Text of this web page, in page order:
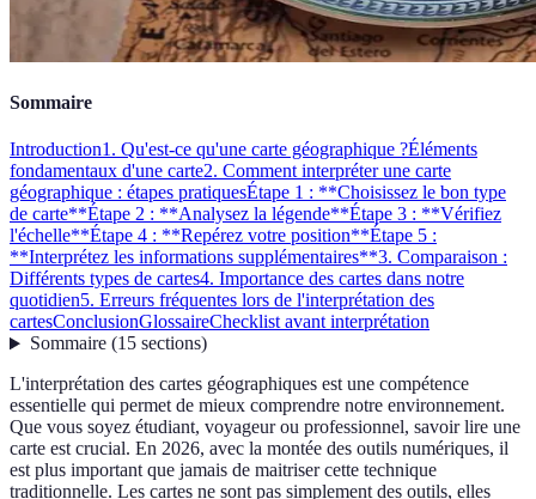
Sommaire
Introduction1. Qu'est-ce qu'une carte géographique ?Éléments
fondamentaux d'une carte2. Comment interpréter une carte
géographique : étapes pratiquesÉtape 1 : **Choisissez le bon type
de carte**Étape 2 : **Analysez la légende**Étape 3 : **Vérifiez
l'échelle**Étape 4 : **Repérez votre position**Étape 5 :
**Interprétez les informations supplémentaires**3. Comparaison :
Différents types de cartes4. Importance des cartes dans notre
quotidien5. Erreurs fréquentes lors de l'interprétation des
cartesConclusionGlossaireChecklist avant interprétation
Sommaire(15 sections)
L'interprétation des cartes géographiques est une compétence
essentielle qui permet de mieux comprendre notre environnement.
Que vous soyez étudiant, voyageur ou professionnel, savoir lire une
carte est crucial. En 2026, avec la montée des outils numériques, il
est plus important que jamais de maitriser cette technique
traditionnelle. Les cartes ne sont pas simplement des outils, elles